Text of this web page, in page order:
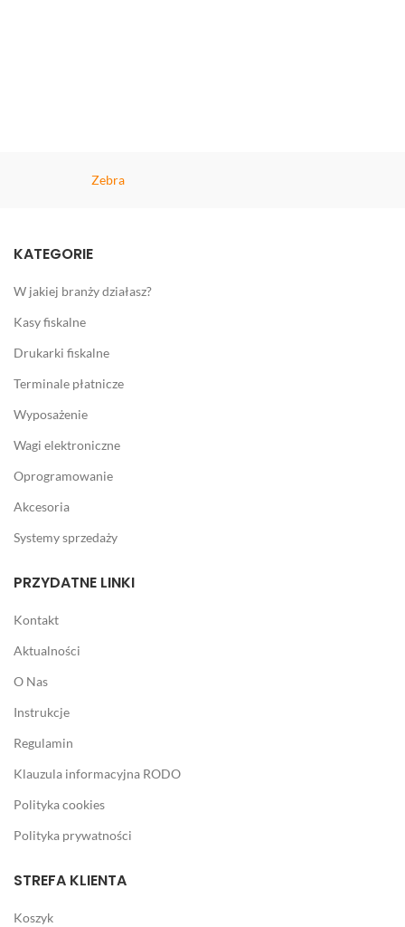
Zebra
KATEGORIE
W jakiej branży działasz?
Kasy fiskalne
Drukarki fiskalne
Terminale płatnicze
Wyposażenie
Wagi elektroniczne
Oprogramowanie
Akcesoria
Systemy sprzedaży
PRZYDATNE LINKI
Kontakt
Aktualności
O Nas
Instrukcje
Regulamin
Klauzula informacyjna RODO
Polityka cookies
Polityka prywatności
STREFA KLIENTA
Koszyk